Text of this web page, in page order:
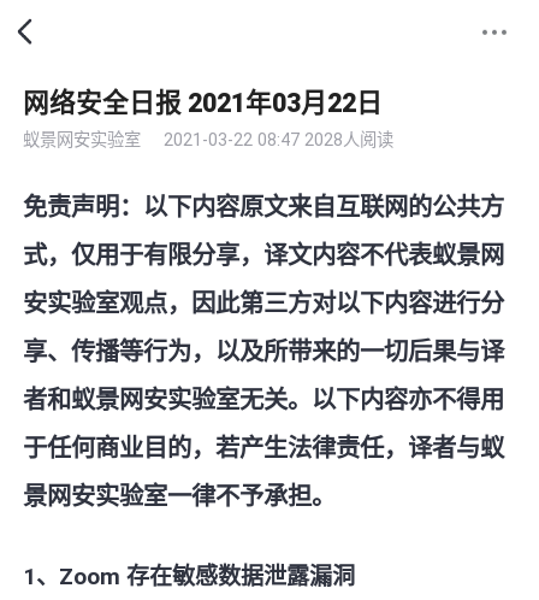
网络安全日报 2021年03月22日
蚁景网安实验室 2021-03-22 08:47 2028人阅读
免责声明：以下内容原文来自互联网的公共方
式，仅用于有限分享，译文内容不代表蚁景网
安实验室观点，因此第三方对以下内容进行分
享、传播等行为，以及所带来的一切后果与译
者和蚁景网安实验室无关。以下内容亦不得用
于任何商业目的，若产生法律责任，译者与蚁
景网安实验室一律不予承担。
1、Zoom 存在敏感数据泄露漏洞